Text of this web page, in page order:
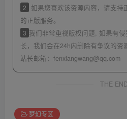
2
如果您喜欢该资源内容，请支持
的正版服务。
3 我们非常重视版权问题, 如果有
长，我们会在24h内删除有争议的资
站长邮箱： fenxiangwang@qq.com
THE END
梦幻专区